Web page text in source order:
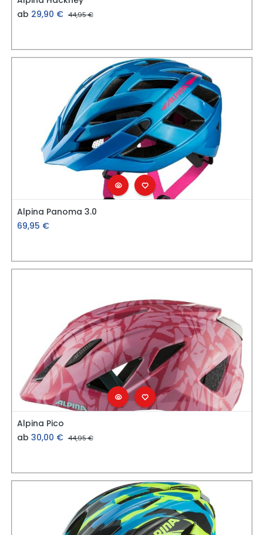
ab 29,90 € 44,95€
Alpina Panoma 3.0
69,95 €
Alpina Pico
ab 30,00 € 44,95€